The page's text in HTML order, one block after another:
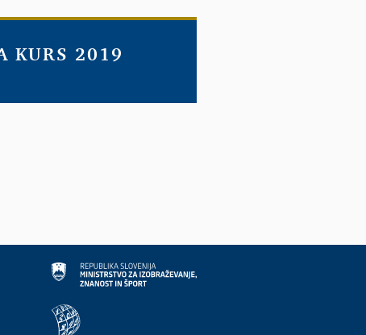
KURS 2019